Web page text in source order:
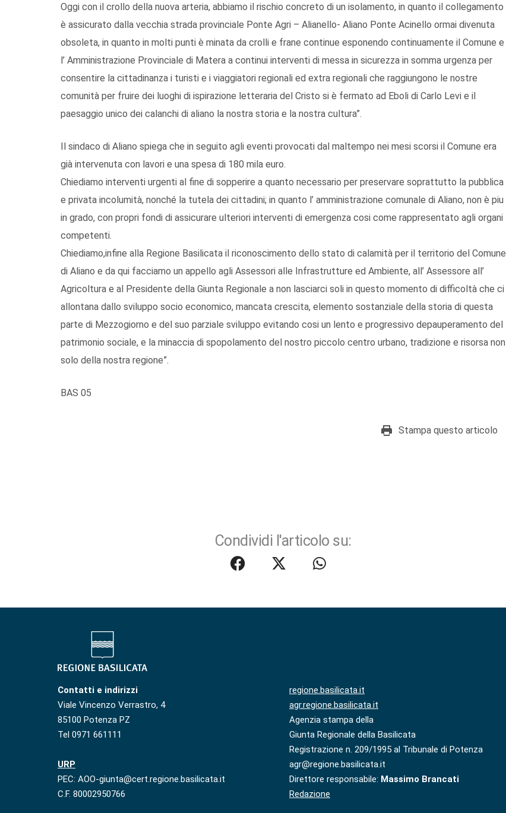
Oggi con il crollo della nuova arteria, abbiamo il rischio concreto di un isolamento, in quanto il collegamento
è assicurato dalla vecchia strada provinciale Ponte Agri – Alianello- Aliano Ponte Acinello ormai divenuta
obsoleta, in quanto in molti punti è minata da crolli e frane continue esponendo continuamente il Comune e
l’ Amministrazione Provinciale di Matera a continui interventi di messa in sicurezza in somma urgenza per
consentire la cittadinanza i turisti e i viaggiatori regionali ed extra regionali che raggiungono le nostre
comunità per fruire dei luoghi di ispirazione letteraria del Cristo si è fermato ad Eboli di Carlo Levi e il
paesaggio unico dei calanchi di aliano la nostra storia e la nostra cultura”.
Il sindaco di Aliano spiega che in seguito agli eventi provocati dal maltempo nei mesi scorsi il Comune era
già intervenuta con lavori e una spesa di 180 mila euro.
Chiediamo interventi urgenti al fine di sopperire a quanto necessario per preservare soprattutto la pubblica
e privata incolumità, nonché la tutela dei cittadini; in quanto l’ amministrazione comunale di Aliano, non è piu
in grado, con propri fondi di assicurare ulteriori interventi di emergenza cosi come rappresentato agli organi
competenti.
Chiediamo,infine alla Regione Basilicata il riconoscimento dello stato di calamità per il territorio del Comune
di Aliano e da qui facciamo un appello agli Assessori alle Infrastrutture ed Ambiente, all’ Assessore all’
Agricoltura e al Presidente della Giunta Regionale a non lasciarci soli in questo momento di difficoltà che ci
allontana dallo sviluppo socio economico, mancata crescita, elemento sostanziale della storia di questa
parte di Mezzogiorno e del suo parziale sviluppo evitando cosi un lento e progressivo depauperamento del
patrimonio sociale, e la minaccia di spopolamento del nostro piccolo centro urbano, tradizione e risorsa non
solo della nostra regione”.
BAS 05
Stampa questo articolo
Condividi l'articolo su:
Contatti e indirizzi
Viale Vincenzo Verrastro, 4
85100 Potenza PZ
Tel 0971 661111
URP
PEC: AOO-giunta@cert.regione.basilicata.it
C.F. 80002950766
regione.basilicata.it
agr.regione.basilicata.it
Agenzia stampa della
Giunta Regionale della Basilicata
Registrazione n. 209/1995 al Tribunale di Potenza
agr@regione.basilicata.it
Direttore responsabile: Massimo Brancati
Redazione